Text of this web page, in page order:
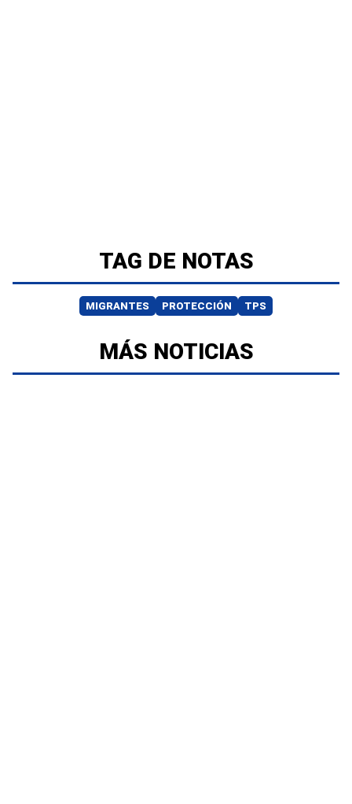
TAG DE NOTAS
MIGRANTES PROTECCIÓN TPS
MÁS NOTICIAS